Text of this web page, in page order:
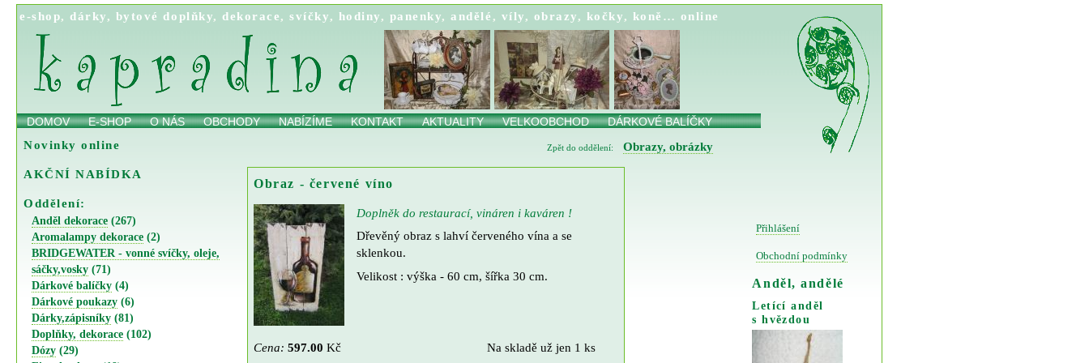
e-shop,dárky, bytové doplňky,dekorace,svíčky, hodiny, panenky,andělé , víly, obrazy, kočky, koně… online
DOMOV E-SHOP O NÁS OBCHODY NABÍZÍME KONTAKT AKTUALITY VELKOOBCHOD DÁRKOVÉ BALÍČKY
Novinky online
AKČNÍ NABÍDKA
Oddělení:
Anděl dekorace (267)
Aromalampy dekorace (2)
BRIDGEWATER - vonné svíčky, oleje,
sáčky,vosky (71)
Dárkové balíčky (4)
Dárkové poukazy (6)
Dárky,zápisníky (81)
Doplňky, dekorace (102)
Dózy (29)
Zpět do oddělení: Obrazy, obrázky
Obraz - červené víno
Doplněk do restaurací, vináren i kaváren !
Dřevěný obraz s lahví červeného vína a se
sklenkou.
Velikost : výška - 60 cm, šířka 30 cm.
Na skladě už jen 1 ks
Cena: 597.00 Kč
Přihlášení
Obchodní podmínky
Anděl, andělé
Letící anděl
s hvězdou